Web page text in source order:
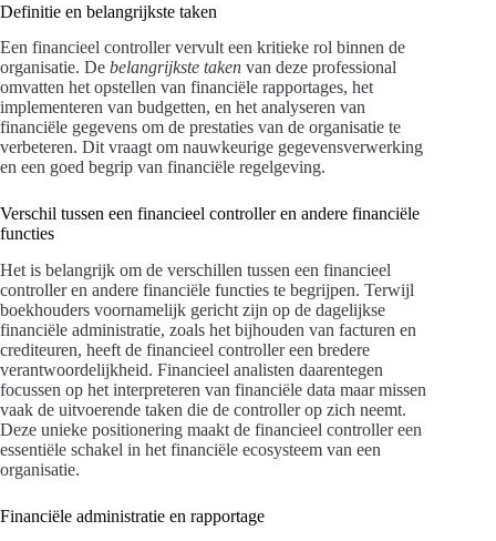
Definitie en belangrijkste taken
Een financieel controller vervult een kritieke rol binnen de
organisatie. De belangrijkste taken van deze professional
omvatten het opstellen van financiële rapportages, het
implementeren van budgetten, en het analyseren van
financiële gegevens om de prestaties van de organisatie te
verbeteren. Dit vraagt om nauwkeurige gegevensverwerking
en een goed begrip van financiële regelgeving.
Verschil tussen een financieel controller en andere financiële
functies
Het is belangrijk om de verschillen tussen een financieel
controller en andere financiële functies te begrijpen. Terwijl
boekhouders voornamelijk gericht zijn op de dagelijkse
financiële administratie, zoals het bijhouden van facturen en
crediteuren, heeft de financieel controller een bredere
verantwoordelijkheid. Financieel analisten daarentegen
focussen op het interpreteren van financiële data maar missen
vaak de uitvoerende taken die de controller op zich neemt.
Deze unieke positionering maakt de financieel controller een
essentiële schakel in het financiële ecosysteem van een
organisatie.
Financiële administratie en rapportage